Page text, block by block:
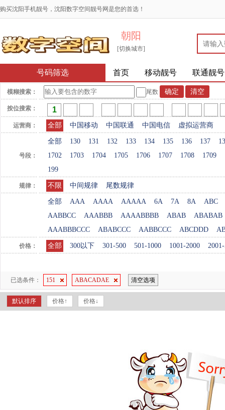
购买沈阳手机靓号，沈阳数字空间靓号网是您的首选！
朝阳
[切换城市]
号码筛选 首页 移动靓号 联通靓号
模糊搜索： 尾数
按位搜索：
运营商： 全部 中国移动 中国联通 中国电信 虚拟运营商
号段：
全部 130 131 132 133 134 135 136 137
1702
1703 1704 1705 1706 1707 1708 1709
199
规律： 不限 中间规律 尾数规律
全部 AAA AAAA AAAAA 6A 7A 8A
ABC
AABBCC
AAABBB AAAABBBB ABAB
ABABAB
AAABBBCCC
ABABCCC AABBCCC ABCDDD
价格： 全部 300以下 301-500 501-1000 1001-2000
已选条件： 151 ABACADAE 清空选项
默认排序 价格↑ 价格↓